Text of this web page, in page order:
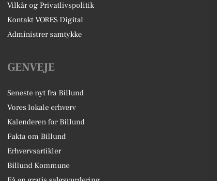
Vilkår og Privatlivspolitik
Kontakt VORES Digital
Administrer samtykke
GENVEJE
Seneste nyt fra Billund
Vores lokale erhverv
Kalenderen for Billund
Fakta om Billund
Erhvervsartikler
Billund Kommune